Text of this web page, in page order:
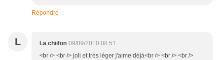
Répondre
L La chiifon 09/09/2010 08:51
<br /> <br /> joli et très léger j'aime déjà<br /> <br /> <br />